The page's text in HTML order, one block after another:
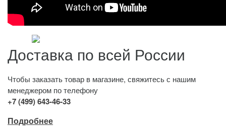
Доставка по всей России
Чтобы заказать товар в магазине, свяжитесь с нашим
менеджером по телефону
+7 (499) 643-46-33
Подробнее